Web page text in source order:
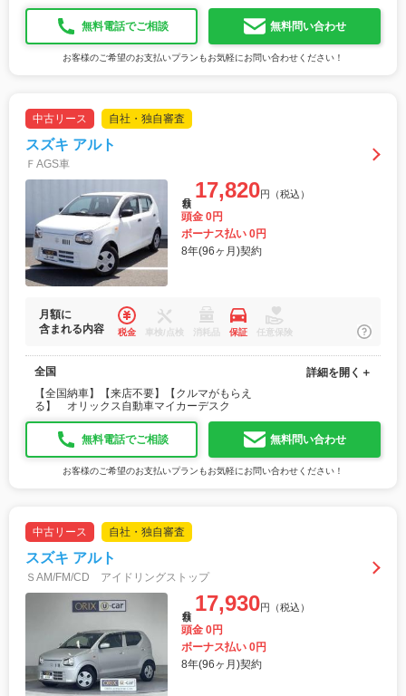
無料電話でご相談 無料問い合わせ
お客様のご希望のお支払いプランもお気軽にお問い合わせください！
中古リース 自社・独自審査
スズキ アルト
ＦAGS車
17,820円（税込）
頭金 0円
ボーナス払い 0円
8年(96ヶ月)契約
月額に
含まれる内容
税金 車検/点検 消耗品 保証 任意保険
全国
【全国納車】【来店不要】【クルマがもらえ
る】 オリックス自動車マイカーデスク
詳細を開く＋
無料電話でご相談 無料問い合わせ
お客様のご希望のお支払いプランもお気軽にお問い合わせください！
中古リース 自社・独自審査
スズキ アルト
ＳAM/FM/CD アイドリングストップ
17,930円（税込）
頭金 0円
ボーナス払い 0円
8年(96ヶ月)契約